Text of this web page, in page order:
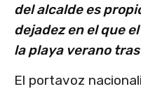
del alcalde es
dejadez en el que
la playa verano
El portavoz